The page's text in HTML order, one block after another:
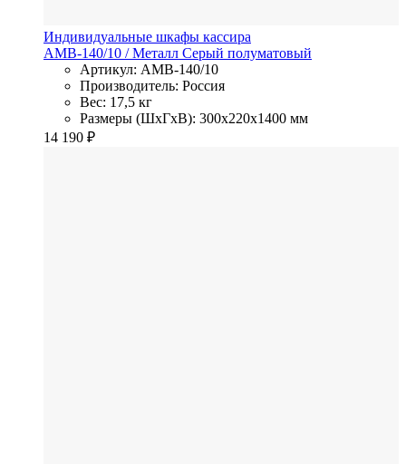
Индивидуальные шкафы кассира
AMB-140/10 / Металл Серый полуматовый
Артикул: AMB-140/10
Производитель: Россия
Вес: 17,5 кг
Размеры (ШхГхВ): 300x220x1400 мм
14 190 ₽